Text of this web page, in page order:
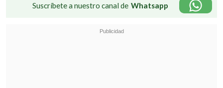
Suscríbete a nuestro canal de Whatsapp